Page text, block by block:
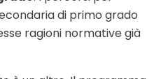
di primo grado
ragioni normative già